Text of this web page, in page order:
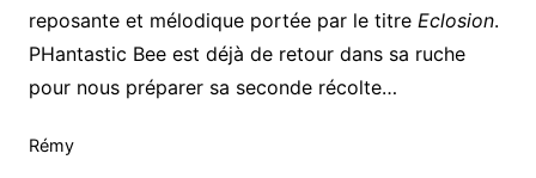
reposante et mélodique portée par le titre Eclosion.
PHantastic Bee est déjà de retour dans sa ruche
pour nous préparer sa seconde récolte…
Rémy